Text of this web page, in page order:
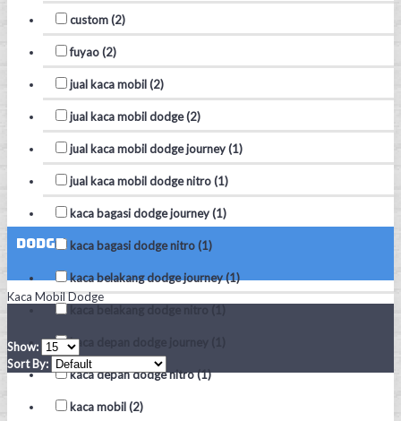
custom (2)
fuyao (2)
jual kaca mobil (2)
jual kaca mobil dodge (2)
jual kaca mobil dodge journey (1)
jual kaca mobil dodge nitro (1)
kaca bagasi dodge journey (1)
kaca bagasi dodge nitro (1)
kaca belakang dodge journey (1)
kaca depan dodge journey (1)
kaca depan dodge nitro (1)
kaca mobil (2)
Dodge
Kaca Mobil Dodge
Show:
Sort By: